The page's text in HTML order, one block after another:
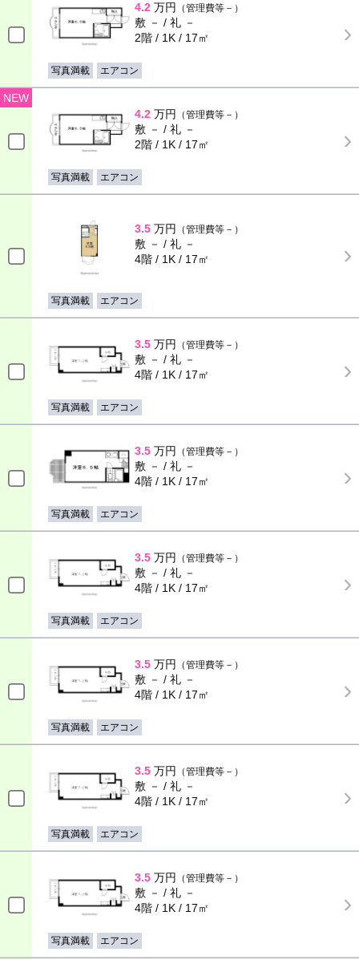
4.2 万円 （管理費等－）
敷 － / 礼 －
2階 / 1K / 17㎡
写真満載 エアコン
NEW
4.2 万円 （管理費等－）
敷 － / 礼 －
2階 / 1K / 17㎡
写真満載 エアコン
3.5 万円 （管理費等－）
敷 － / 礼 －
4階 / 1K / 17㎡
写真満載 エアコン
3.5 万円 （管理費等－）
敷 － / 礼 －
4階 / 1K / 17㎡
写真満載 エアコン
3.5 万円 （管理費等－）
敷 － / 礼 －
4階 / 1K / 17㎡
写真満載 エアコン
3.5 万円 （管理費等－）
敷 － / 礼 －
4階 / 1K / 17㎡
写真満載 エアコン
3.5 万円 （管理費等－）
敷 － / 礼 －
4階 / 1K / 17㎡
写真満載 エアコン
3.5 万円 （管理費等－）
敷 － / 礼 －
4階 / 1K / 17㎡
写真満載 エアコン
3.5 万円 （管理費等－）
敷 － / 礼 －
4階 / 1K / 17㎡
写真満載 エアコン